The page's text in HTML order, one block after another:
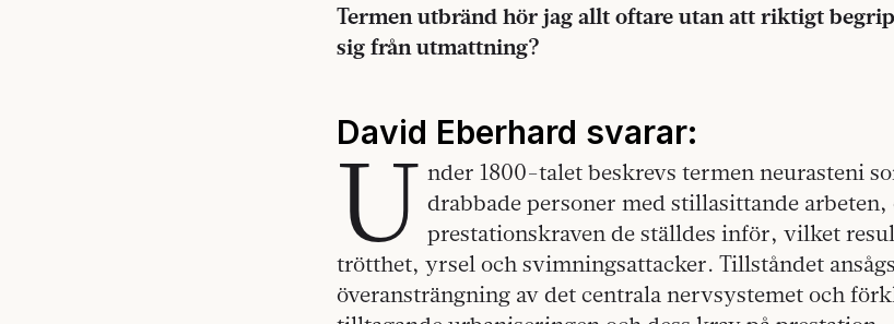
Termen utbränd hör jag allt oftare utan att riktigt
sig från utmattning?
David Eberhard svarar:
U nder 1800-talet beskrevs termen neurasteni
drabbade personer med stillasittande
prestationskraven de ställdes inför, vilket
trötthet, yrsel och svimningsattacker. Tillståndet
överansträngning av det centrala nervsystemet och